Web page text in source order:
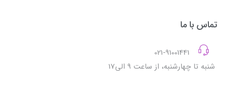
تماس با ما
شنبه تا چهارشنبه، از ساعت 9 الی17